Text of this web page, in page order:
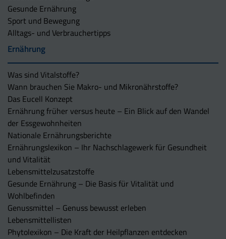
Gesunde Ernährung
Sport und Bewegung
Alltags- und Verbrauchertipps
Ernährung
Was sind Vitalstoffe?
Wann brauchen Sie Makro- und Mikronährstoffe?
Das Eucell Konzept
Ernährung früher versus heute – Ein Blick auf den Wandel
der Essgewohnheiten
Nationale Ernährungsberichte
Ernährungslexikon – Ihr Nachschlagewerk für Gesundheit
und Vitalität
Lebensmittelzusatzstoffe
Gesunde Ernährung – Die Basis für Vitalität und
Wohlbefinden
Genussmittel – Genuss bewusst erleben
Lebensmittellisten
Phytolexikon – Die Kraft der Heilpflanzen entdecken